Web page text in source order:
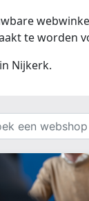
te worden
Nijkerk.